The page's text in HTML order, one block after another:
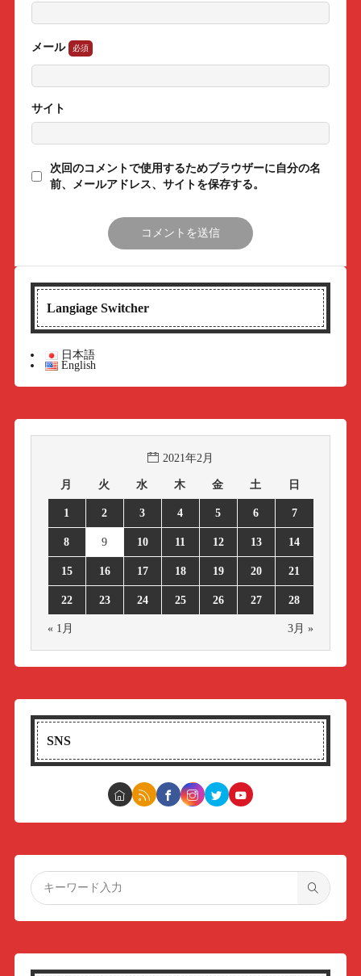
メール
サイト
次回のコメントで使用するためブラウザーに自分の名
前、メールアドレス、サイトを保存する。
Langiage Switcher
日本語
English
2021年2月
月 火 水 木 金 土 日
1 2 3 4 5 6 7
8 9 10 11 12 13 14
15 16 17 18 19 20 21
22 23 24 25 26 27 28
« 1月 3月 »
SNS